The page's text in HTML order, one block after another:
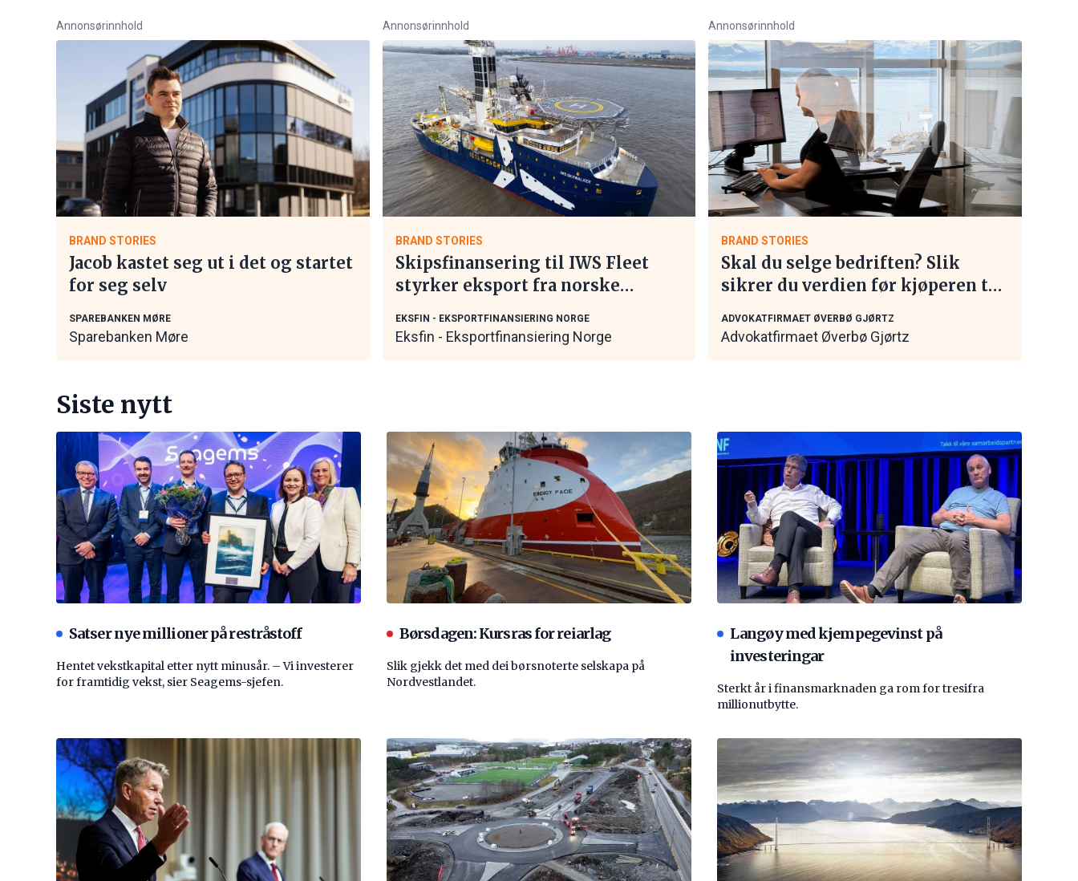
Annonsørinnhold
BRAND STORIES
Jacob kastet seg ut i det og startet
for seg selv
SPAREBANKEN MØRE
Sparebanken Møre
Annonsørinnhold
BRAND STORIES
Skipsfinansering til IWS Fleet
styrker eksport fra norske
EKSFIN - EKSPORTFINANSIERING NORGE
Eksfin - Eksportfinansiering Norge
Annonsørinnhold
BRAND STORIES
Skal du selge bedriften? Slik
sikrer du verdien før kjøperen tar
ADVOKATFIRMAET ØVERBØ GJØRTZ
Advokatfirmaet Øverbø Gjørtz
Siste nytt
Satser nye millioner på restråstoff
Hentet vekstkapital etter nytt minusår. – Vi investerer
for framtidig vekst, sier Seagems-sjefen.
Børsdagen: Kursras for reiarlag
Slik gjekk det med dei børsnoterte selskapa på
Nordvestlandet.
Langøy med kjempegevinst på
investeringar
Sterkt år i finansmarknaden ga rom for tresifra
millionutbytte.